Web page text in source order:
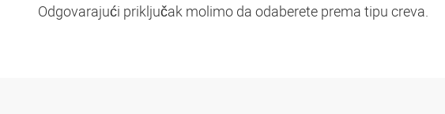
Odgovarajući priključak molimo da odaberete prema tipu creva.